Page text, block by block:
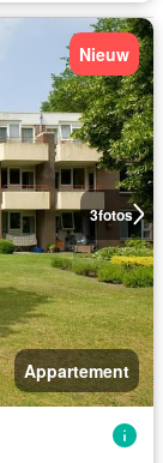
3fotos
Nieuw
Appartement